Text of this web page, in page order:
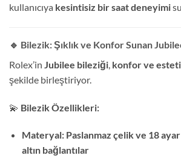
kullanıcıya kesintisiz bir saat deneyimi
🔹 Bilezik: Şıklık ve Konfor Sunan
Rolex’in Jubilee bileziği, konfor ve
şekilde birleştiriyor.
💫 Bilezik Özellikleri:
Materyal: Paslanmaz çelik ve 18
altın bağlantılar